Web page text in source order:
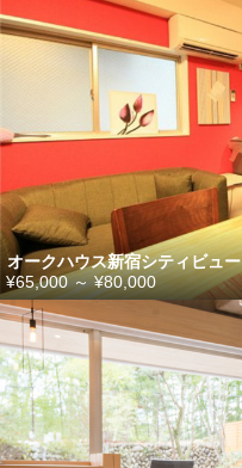
オークハウス新宿シティビュー
¥65,000～¥80,000